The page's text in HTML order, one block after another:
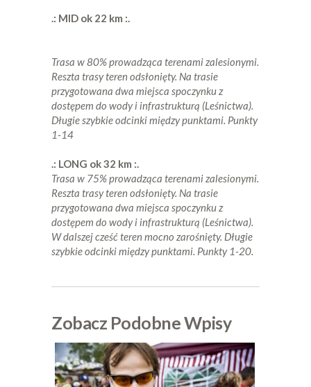
.: MID ok 22 km :.
Trasa w 80% prowadząca terenami zalesionymi.
Reszta trasy teren odsłonięty. Na trasie
przygotowana dwa miejsca spoczynku z
dostępem do wody i infrastrukturą (Leśnictwa).
Długie szybkie odcinki między punktami. Punkty
1-14
.: LONG ok 32 km :.
Trasa w 75% prowadząca terenami zalesionymi.
Reszta trasy teren odsłonięty. Na trasie
przygotowana dwa miejsca spoczynku z
dostępem do wody i infrastrukturą (Leśnictwa).
W dalszej cześć teren mocno zarośnięty. Długie
szybkie odcinki między punktami. Punkty 1-20.
Zobacz Podobne Wpisy